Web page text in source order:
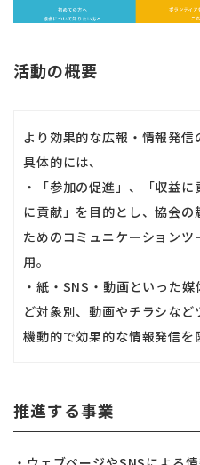
活動の概要
より効果的な広報・情報発信
具体的には、
・「参加の促進」、「収益
に貢献」を目的とし、協会
ためのコミュニケーション
用。
・紙・SNS・動画といった
ど対象別、動画やチラシなど
機動的で効果的な情報発信を
推進する事業